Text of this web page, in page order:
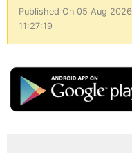
Published On 05 Aug 2026
11:27:19